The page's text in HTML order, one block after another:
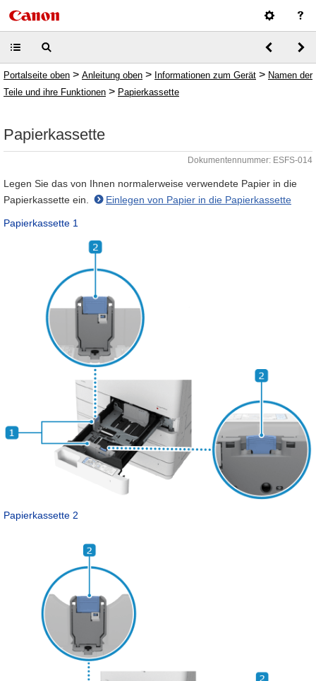
Portalseite oben > Anleitung oben > Informationen zum Gerät > Namen der
Teile und ihre Funktionen > Papierkassette
Papierkassette
Dokumentennummer: ESFS-014
Legen Sie das von Ihnen normalerweise verwendete Papier in die
Papierkassette ein.
Einlegen von Papier in die Papierkassette
Papierkassette 1
Papierkassette 2